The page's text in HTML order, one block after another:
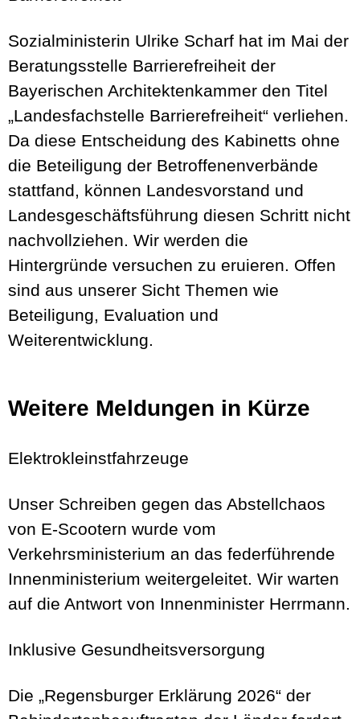
Sozialministerin Ulrike Scharf hat im Mai der
Beratungsstelle Barrierefreiheit der
Bayerischen Architektenkammer den Titel
„Landesfachstelle Barrierefreiheit“ verliehen.
Da diese Entscheidung des Kabinetts ohne
die Beteiligung der Betroffenenverbände
stattfand, können Landesvorstand und
Landesgeschäftsführung diesen Schritt nicht
nachvollziehen. Wir werden die
Hintergründe versuchen zu eruieren. Offen
sind aus unserer Sicht Themen wie
Beteiligung, Evaluation und
Weiterentwicklung.
Weitere Meldungen in Kürze
Elektrokleinstfahrzeuge
Unser Schreiben gegen das Abstellchaos
von E-Scootern wurde vom
Verkehrsministerium an das federführende
Innenministerium weitergeleitet. Wir warten
auf die Antwort von Innenminister Herrmann.
Inklusive Gesundheitsversorgung
Die „Regensburger Erklärung 2026“ der